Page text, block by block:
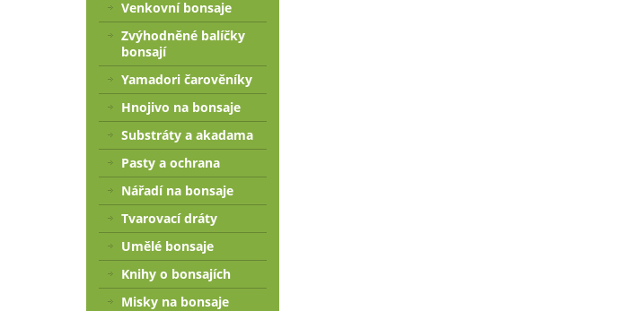
Venkovní bonsaje
Zvýhodněné balíčky
bonsají
Yamadori čarověníky
Hnojivo na bonsaje
Substráty a akadama
Pasty a ochrana
Nářadí na bonsaje
Tvarovací dráty
Umělé bonsaje
Knihy o bonsajích
Misky na bonsaje